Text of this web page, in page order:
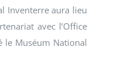
Inventerre aura lieu
avec l’Office
le Muséum National